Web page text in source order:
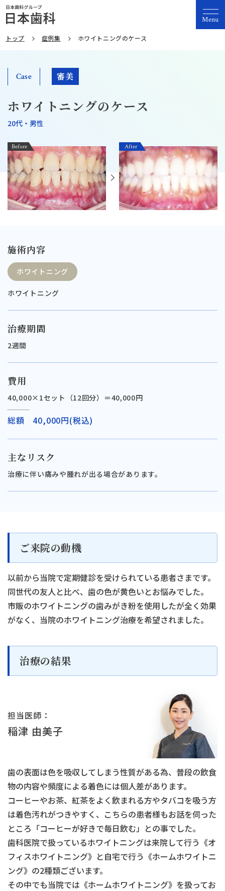
Menu
トップ 症例集 ホワイトニングのケース
Case 審美
ホワイトニングのケース
20代・男性
施術内容
ホワイトニング
ホワイトニング
治療期間
2週間
費用
40,000×1セット（12回分）＝40,000円
総額 40,000円(税込)
主なリスク
治療に伴い痛みや腫れが出る場合があります。
ご来院の動機
以前から当院で定期健診を受けられている患者さまです。
同世代の友人と比べ、歯の色が黄色いとお悩みでした。
市販のホワイトニングの歯みがき粉を使用したが全く効果
がなく、当院のホワイトニング治療を希望されました。
治療の結果
担当医師：
稲津 由美子
歯の表面は色を吸収してしまう性質がある為、普段の飲食
物の内容や頻度による着色には個人差があります。
コーヒーやお茶、紅茶をよく飲まれる方やタバコを吸う方
は着色汚れがつきやすく、こちらの患者様もお話を伺った
ところ「コーヒーが好きで毎日飲む」との事でした。
歯科医院で扱っているホワイトニングは来院して行う《オ
フィスホワイトニング》と自宅で行う《ホームホワイトニ
ング》の2種類ございます。
その中でも当院では《ホームホワイトニング》を扱ってお